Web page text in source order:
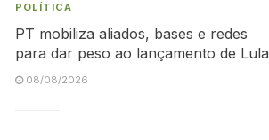
POLÍTICA
PT mobiliza aliados, bases e redes
para dar peso ao lançamento de Lula
08/08/2026